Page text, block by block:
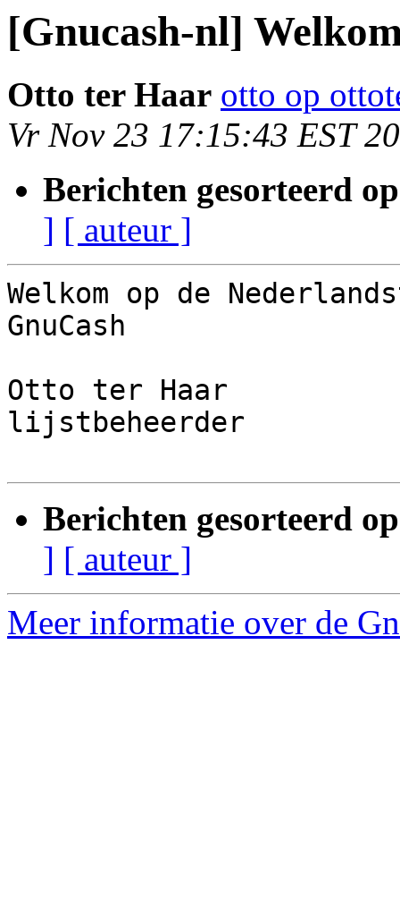
[Gnucash-nl]
Otto ter Haar otto op
Vr Nov 23 17:15:43 EST
Berichten gesorteerd
] [ auteur ]
Welkom op de
GnuCash
Otto ter Haar
lijstbeheerder
Berichten gesorteerd
] [ auteur ]
Meer informatie over de